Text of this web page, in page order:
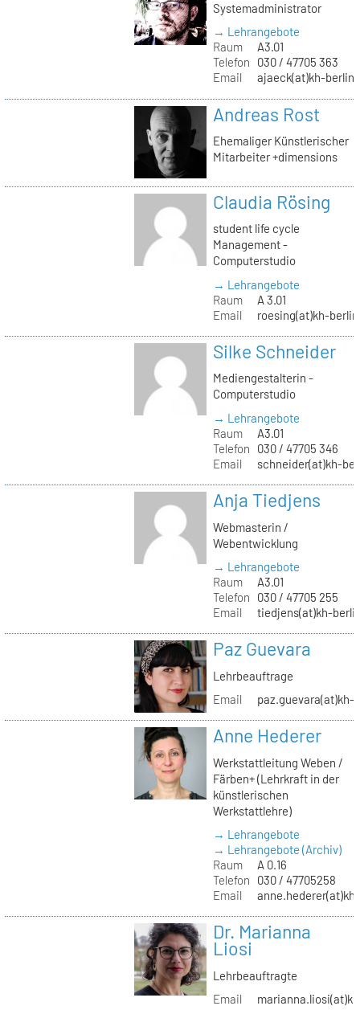
Systemadministrator
→ Lehrangebote
Raum
A3.01
Telefon
030 / 47705 363
Email
ajaeck(at)kh-
Andreas Rost
Ehemaliger Künstlerischer
Mitarbeiter +dimensions
Claudia Rösing
student life cycle
Management -
Computerstudio
→ Lehrangebote
Raum
A 3.01
Email
roesing(at)kh-
Silke Schneider
Mediengestalterin -
Computerstudio
→ Lehrangebote
Raum
A3.01
Telefon
030 / 47705 346
Email
schneider(at)kh-
Anja Tiedjens
Webmasterin /
Webentwicklung
→ Lehrangebote
Raum
A3.01
Telefon
030 / 47705 255
Email
tiedjens(at)kh-
Paz Guevara
Lehrbeauftrage
Email
paz.guevara(at)kh-
Anne Hederer
Werkstattleitung Weben /
Färben+ (Lehrkraft in der
künstlerischen
Werkstattlehre)
→ Lehrangebote
→ Lehrangebote (Archiv)
Raum
A 0.16
Telefon
030 / 47705258
Email
Dr. Marianna
Liosi
Lehrbeauftragte
Email